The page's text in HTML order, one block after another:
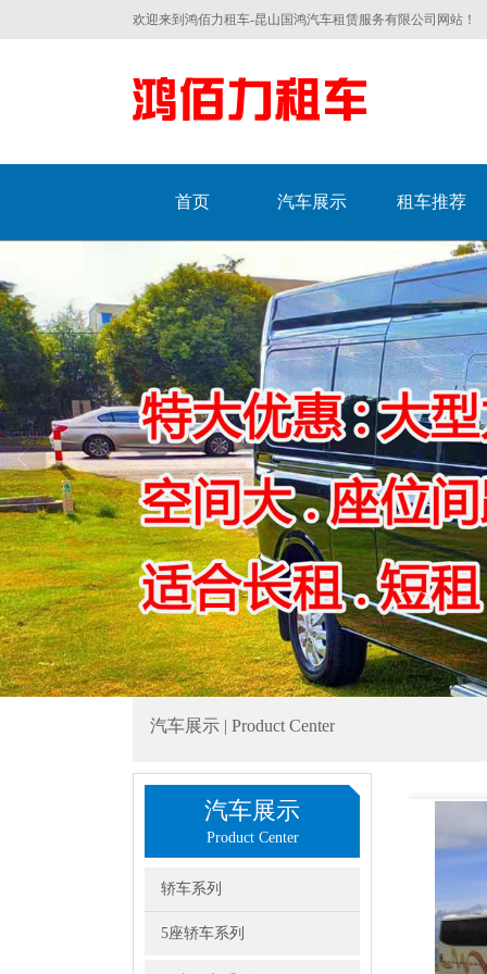
欢迎来到鸿佰力租车-昆山国鸿汽车租赁服务有限公司网站！
首页 汽车展示 租车推荐
汽车展示 | Product Center
汽车展示
Product Center
轿车系列
5座轿车系列